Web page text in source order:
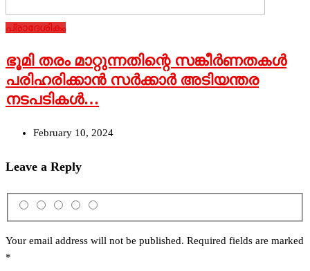
പ്രാദേശികം
ഭൂമി തരം മാറ്റുന്നതിന്റെ സങ്കീര്‍ണതകള്‍
പരിഹരിക്കാന്‍ സര്‍ക്കാര്‍ അടിയന്തര
നടപടികള്‍…
February 10, 2024
Leave a Reply
Your email address will not be published. Required fields are marked
*